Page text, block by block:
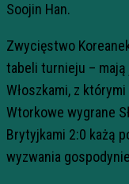
Soojin Han.
Zwycięstwo
tabeli turnieju –
Włoszkami, z
Wtorkowe wygrane
Brytyjkami 2:0 każą
wyzwania